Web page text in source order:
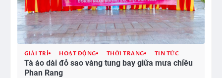
GIẢI TRÍ HOẠT ĐỘNG THỜI TRANG TIN TỨC
Tà áo dài đỏ sao vàng tung bay giữa mưa chiều
Phan Rang